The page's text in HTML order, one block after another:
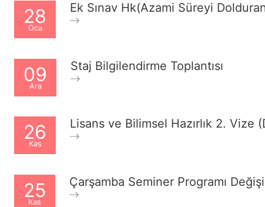
28
Oca
Ek Sınav Hk(Azami Süreyi
09
Ara
Staj Bilgilendirme Toplantısı
26
Kas
Lisans ve Bilimsel Hazırlık 2. Vize
25
Kas
Çarşamba Seminer Programı